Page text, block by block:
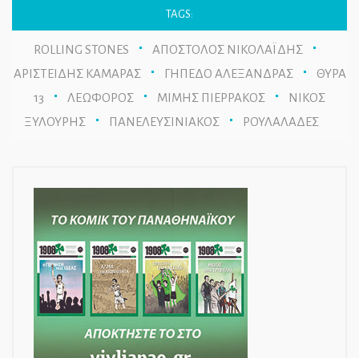
TAGS:
ROLLING STONES
ΑΠΟΣΤΟΛΟΣ ΝΙΚΟΛΑΪΔΗΣ
ΑΡΙΣΤΕΙΔΗΣ ΚΑΜΑΡΑΣ
ΓΗΠΕΔΟ ΑΛΕΞΑΝΔΡΑΣ
ΘΥΡΑ
13
ΛΕΩΦΟΡΟΣ ΜΙΜΗΣ ΠΙΕΡΡΑΚΟΣ
ΝΙΚΟΣ
ΞΥΛΟΥΡΗΣ
ΠΑΝΕΛΕΥΣΙΝΙΑΚΟΣ ΡΟΥΛΑΛΑΔΕΣ